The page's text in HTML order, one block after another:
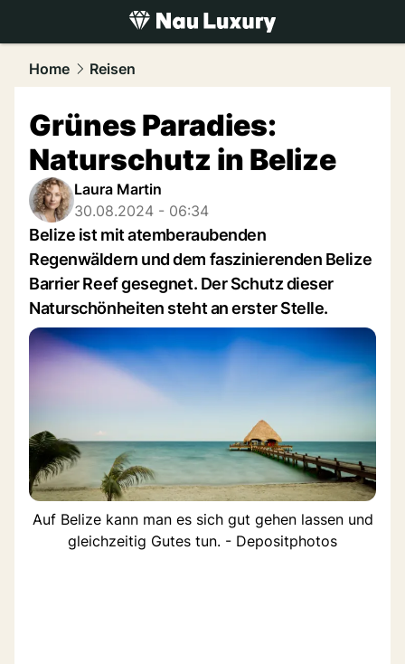
luxury.NAU.ch
Home Reisen
Grünes Paradies:
Naturschutz in Belize
Laura Martin
30.08.2024 - 06:34
Belize ist mit atemberaubenden
Regenwäldern und dem faszinierenden Belize
Barrier Reef gesegnet. Der Schutz dieser
Naturschönheiten steht an erster Stelle.
Auf Belize kann man es sich gut gehen lassen und
gleichzeitig Gutes tun. - Depositphotos